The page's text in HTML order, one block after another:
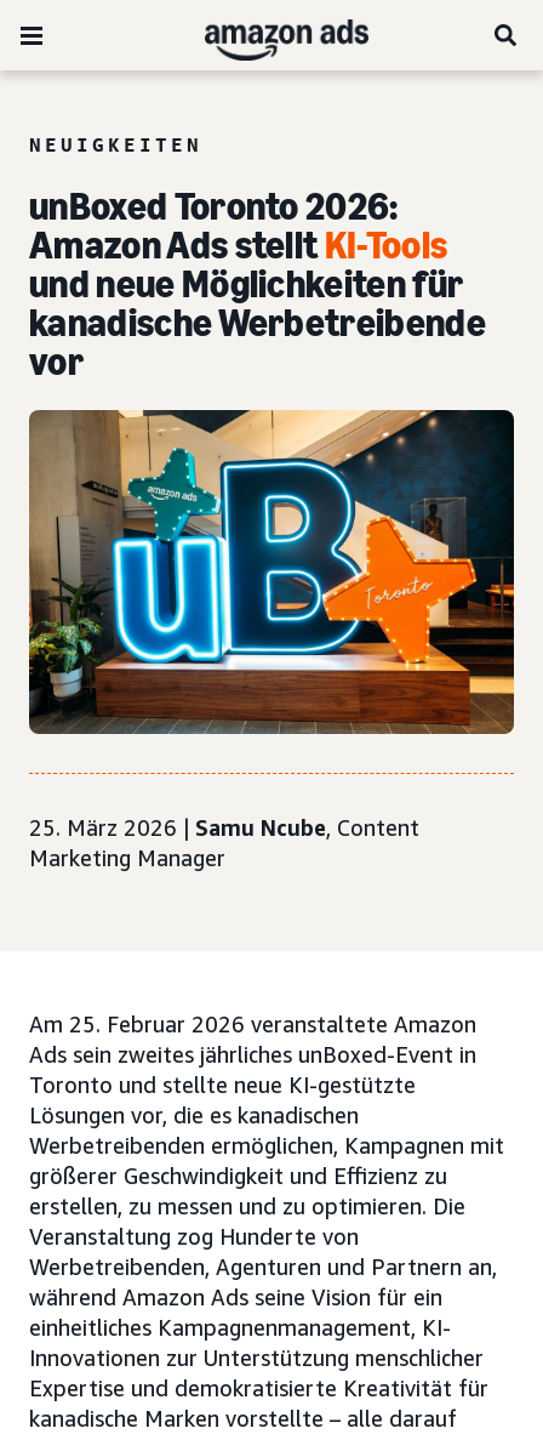
NEUIGKEITEN
unBoxed Toronto 2026:
Amazon Ads stelltKI-Tools
und neue Möglichkeiten für
kanadische Werbetreibende
vor
25. März 2026 | Samu Ncube, Content
Marketing Manager
Am 25. Februar 2026 veranstaltete Amazon
Ads sein zweites jährliches unBoxed-Event in
Toronto und stellte neue KI-gestützte
Lösungen vor, die es kanadischen
Werbetreibenden ermöglichen, Kampagnen mit
größerer Geschwindigkeit und Effizienz zu
erstellen, zu messen und zu optimieren. Die
Veranstaltung zog Hunderte von
Werbetreibenden, Agenturen und Partnern an,
während Amazon Ads seine Vision für ein
einheitliches Kampagnenmanagement, KI-
Innovationen zur Unterstützung menschlicher
Expertise und demokratisierte Kreativität für
kanadische Marken vorstellte – alle darauf